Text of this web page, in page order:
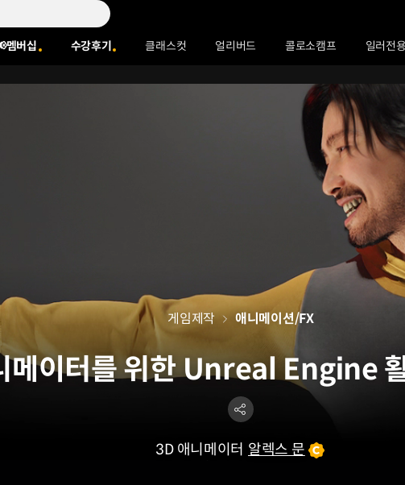
멤버십 수강후기 클래스컷 얼리버드 콜로소캠프 일러전
메이터를 위한 Unreal Engine
3D 애니메이터 알렉스 문
게임제작 애니메이션/FX